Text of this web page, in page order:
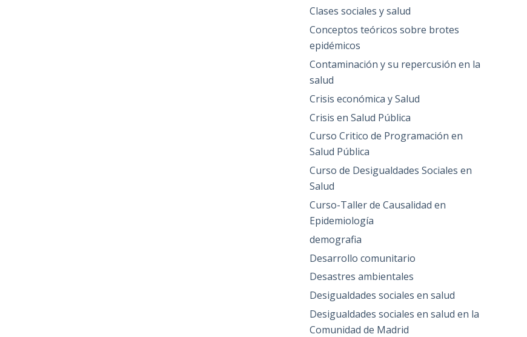
Clases sociales y salud
Conceptos teóricos sobre brotes
epidémicos
Contaminación y su repercusión en la
salud
Crisis económica y Salud
Crisis en Salud Pública
Curso Critico de Programación en
Salud Pública
Curso de Desigualdades Sociales en
Salud
Curso-Taller de Causalidad en
Epidemiología
demografia
Desarrollo comunitario
Desastres ambientales
Desigualdades sociales en salud
Desigualdades sociales en salud en la
Comunidad de Madrid